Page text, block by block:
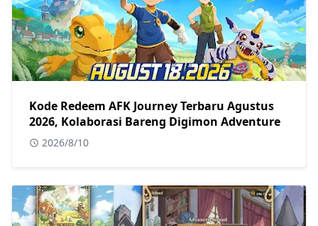
Kode Redeem AFK Journey Terbaru Agustus
2026, Kolaborasi Bareng Digimon Adventure
2026/8/10